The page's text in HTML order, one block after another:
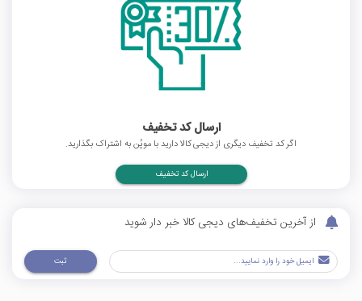
ارسال کد تخفیف
اگر کد تخفیف دیگری از دیجی کالا دارید با موپُن به اشتراک بگذارید.
ارسال کد تخفیف
از آخرین تخفیف‌های دیجی کالا خبر دار شوید
ثبت